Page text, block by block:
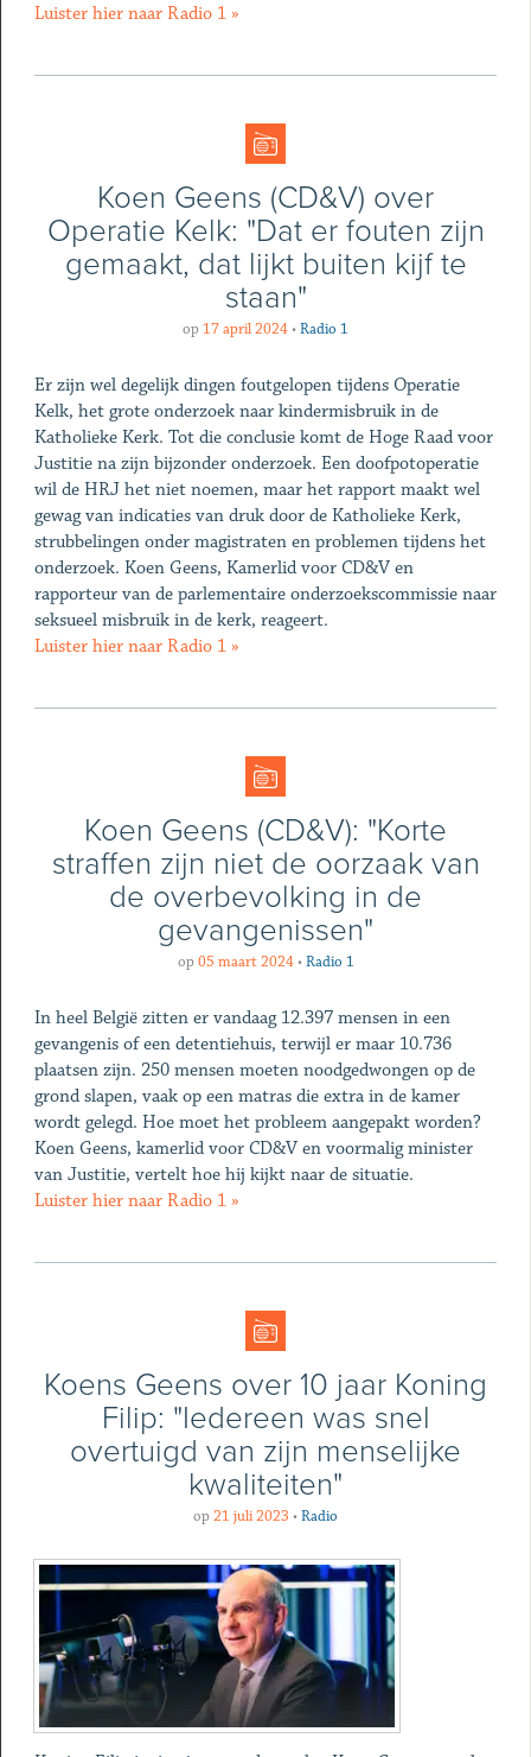
Luister hier naar Radio 1 »
Koen Geens (CD&V) over
Operatie Kelk: "Dat er fouten zijn
gemaakt, dat lijkt buiten kijf te
staan"
op17 april 2024•Radio 1
Er zijn wel degelijk dingen foutgelopen tijdens Operatie
Kelk, het grote onderzoek naar kindermisbruik in de
Katholieke Kerk. Tot die conclusie komt de Hoge Raad voor
Justitie na zijn bijzonder onderzoek. Een doofpotoperatie
wil de HRJ het niet noemen, maar het rapport maakt wel
gewag van indicaties van druk door de Katholieke Kerk,
strubbelingen onder magistraten en problemen tijdens het
onderzoek. Koen Geens, Kamerlid voor CD&V en
rapporteur van de parlementaire onderzoekscommissie naar
seksueel misbruik in de kerk, reageert.
Luister hier naar Radio 1 »
Koen Geens (CD&V): "Korte
straffen zijn niet de oorzaak van
de overbevolking in de
gevangenissen"
op 05 maart 2024 • Radio 1
In heel België zitten er vandaag 12.397 mensen in een
gevangenis of een detentiehuis, terwijl er maar 10.736
plaatsen zijn. 250 mensen moeten noodgedwongen op de
grond slapen, vaak op een matras die extra in de kamer
wordt gelegd. Hoe moet het probleem aangepakt worden?
Koen Geens, kamerlid voor CD&V en voormalig minister
van Justitie, vertelt hoe hij kijkt naar de situatie.
Luister hier naar Radio 1 »
Koens Geens over 10 jaar Koning
Filip: "Iedereen was snel
overtuigd van zijn menselijke
kwaliteiten"
op21 juli 2023 •Radio